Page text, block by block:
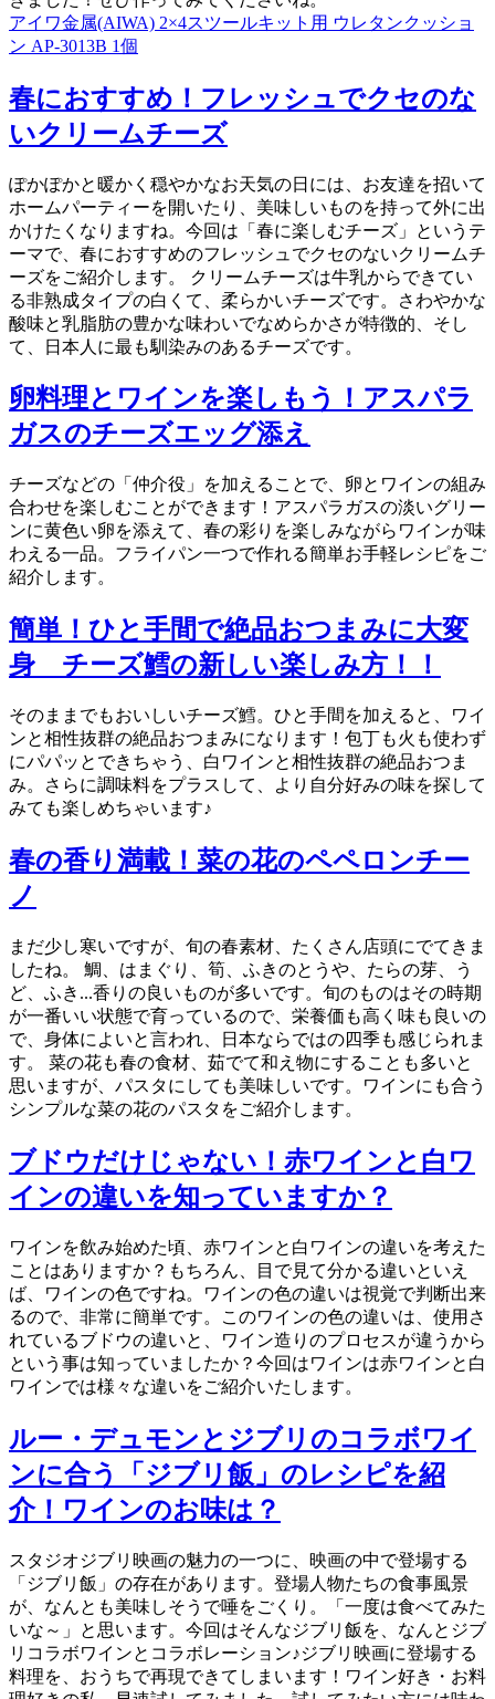
アイワ金属(AIWA) 2×4スツールキット用 ウレタンクッショ
ン AP-3013B 1個
春におすすめ！フレッシュでクセのな
いクリームチーズ
ぽかぽかと暖かく穏やかなお天気の日には、お友達を招いて
ホームパーティーを開いたり、美味しいものを持って外に出
かけたくなりますね。今回は「春に楽しむチーズ」というテ
ーマで、春におすすめのフレッシュでクセのないクリームチ
ーズをご紹介します。 クリームチーズは牛乳からできてい
る非熟成タイプの白くて、柔らかいチーズです。さわやかな
酸味と乳脂肪の豊かな味わいでなめらかさが特徴的、そし
て、日本人に最も馴染みのあるチーズです。
卵料理とワインを楽しもう！アスパラ
ガスのチーズエッグ添え
チーズなどの「仲介役」を加えることで、卵とワインの組み
合わせを楽しむことができます！アスパラガスの淡いグリー
ンに黄色い卵を添えて、春の彩りを楽しみながらワインが味
わえる一品。フライパン一つで作れる簡単お手軽レシピをご
紹介します。
簡単！ひと手間で絶品おつまみに大変
身 チーズ鱈の新しい楽しみ方！！
そのままでもおいしいチーズ鱈。ひと手間を加えると、ワイ
ンと相性抜群の絶品おつまみになります！包丁も火も使わず
にパパッとできちゃう、白ワインと相性抜群の絶品おつま
み。さらに調味料をプラスして、より自分好みの味を探して
みても楽しめちゃいます♪
春の香り満載！菜の花のペペロンチー
ノ
まだ少し寒いですが、旬の春素材、たくさん店頭にでてきま
したね。 鯛、はまぐり、筍、ふきのとうや、たらの芽、う
ど、ふき...香りの良いものが多いです。旬のものはその時期
が一番いい状態で育っているので、栄養価も高く味も良いの
で、身体によいと言われ、日本ならではの四季も感じられま
す。 菜の花も春の食材、茹でて和え物にすることも多いと
思いますが、パスタにしても美味しいです。ワインにも合う
シンプルな菜の花のパスタをご紹介します。
ブドウだけじゃない！赤ワインと白ワ
インの違いを知っていますか？
ワインを飲み始めた頃、赤ワインと白ワインの違いを考えた
ことはありますか？もちろん、目で見て分かる違いといえ
ば、ワインの色ですね。ワインの色の違いは視覚で判断出来
るので、非常に簡単です。このワインの色の違いは、使用さ
れているブドウの違いと、ワイン造りのプロセスが違うから
という事は知っていましたか？今回はワインは赤ワインと白
ワインでは様々な違いをご紹介いたします。
ルー・デュモンとジブリのコラボワイ
ンに合う「ジブリ飯」のレシピを紹
介！ワインのお味は？
スタジオジブリ映画の魅力の一つに、映画の中で登場する
「ジブリ飯」の存在があります。登場人物たちの食事風景
が、なんとも美味しそうで唾をごくり。「一度は食べてみた
いな～」と思います。今回はそんなジブリ飯を、なんとジブ
リコラボワインとコラボレーション♪ジブリ映画に登場する
料理を、おうちで再現できてしまいます！ワイン好き・お料